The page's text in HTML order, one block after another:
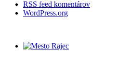
RSS feed komentárov
WordPress.org